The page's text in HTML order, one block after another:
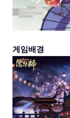
게임배경